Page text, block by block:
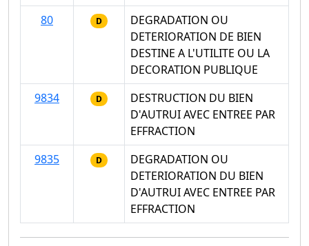
80
D
DEGRADATION OU
DETERIORATION DE BIEN
DESTINE A L'UTILITE OU LA
DECORATION PUBLIQUE
9834
D
DESTRUCTION DU BIEN
D'AUTRUI AVEC ENTREE PAR
EFFRACTION
9835
D
DEGRADATION OU
DETERIORATION DU BIEN
D'AUTRUI AVEC ENTREE PAR
EFFRACTION